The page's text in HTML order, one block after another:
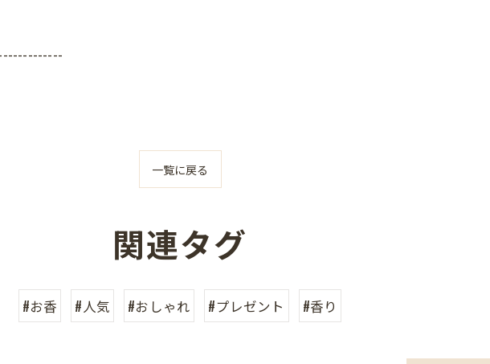
一覧に戻る
関連タグ
#お香 #人気 #おしゃれ #プレゼント #香り